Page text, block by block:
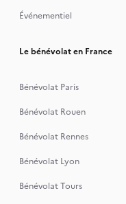
Événementiel
Le bénévolat en France
Bénévolat Paris
Bénévolat Rouen
Bénévolat Rennes
Bénévolat Lyon
Bénévolat Tours